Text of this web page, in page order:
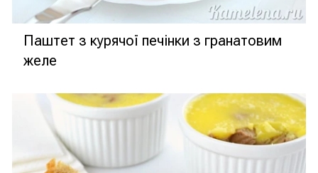
Паштет з курячої печінки з гранатовим
желе